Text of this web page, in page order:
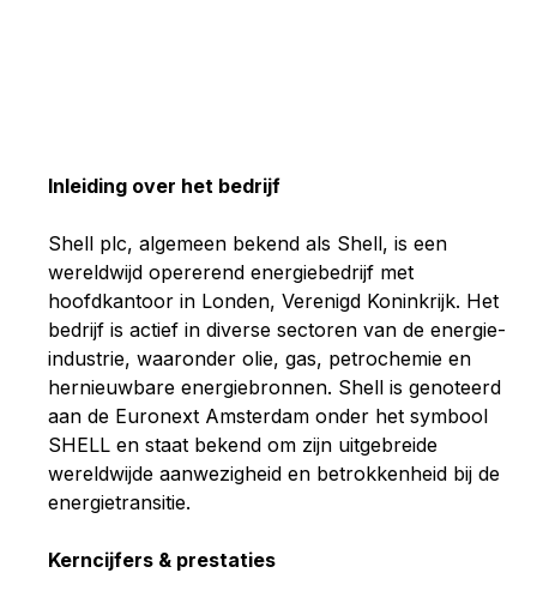
Inleiding over het bedrijf
Shell plc, algemeen bekend als Shell, is een
wereldwijd opererend energiebedrijf met
hoofdkantoor in Londen, Verenigd Koninkrijk. Het
bedrijf is actief in diverse sectoren van de energie-
industrie, waaronder olie, gas, petrochemie en
hernieuwbare energiebronnen. Shell is genoteerd
aan de Euronext Amsterdam onder het symbool
SHELL en staat bekend om zijn uitgebreide
wereldwijde aanwezigheid en betrokkenheid bij de
energietransitie.
Kerncijfers & prestaties